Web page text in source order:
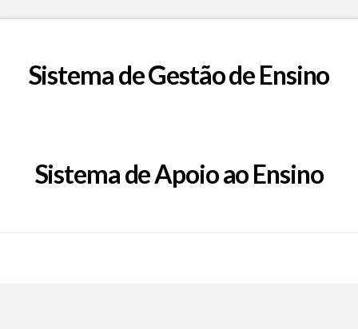
Sistema de Gestão de Ensino
Sistema de Apoio ao Ensino